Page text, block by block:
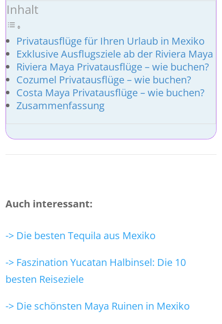
Inhalt
Privatausflüge für Ihren Urlaub in Mexiko
Exklusive Ausflugsziele ab der Riviera Maya
Riviera Maya Privatausflüge – wie buchen?
Cozumel Privatausflüge – wie buchen?
Costa Maya Privatausflüge – wie buchen?
Zusammenfassung
Auch interessant:
-> Die besten Tequila aus Mexiko
-> Faszination Yucatan Halbinsel: Die 10
besten Reiseziele
-> Die schönsten Maya Ruinen in Mexiko